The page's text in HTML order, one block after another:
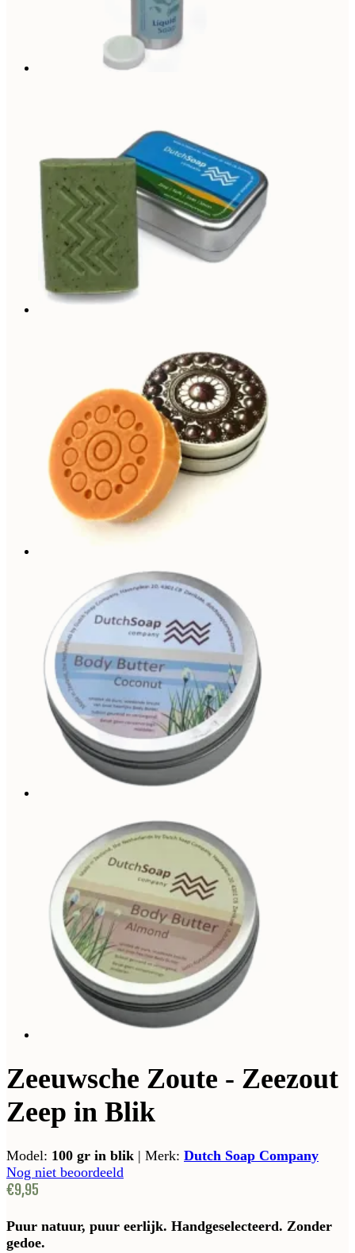
Zeeuwsche Zoute - Zeezout
Zeep in Blik
Model: 100 gr in blik | Merk: Dutch Soap Company
Nog niet beoordeeld
€9,95
Puur natuur, puur eerlijk. Handgeselecteerd. Zonder
gedoe.